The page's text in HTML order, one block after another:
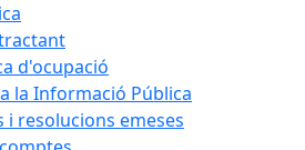
d'ocupació
la Informació Pública
i resolucions emeses